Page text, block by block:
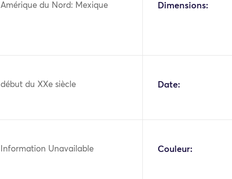
Amérique du Nord: Mexique Dimensions:
début du XXe siècle Date:
Information Unavailable Couleur: